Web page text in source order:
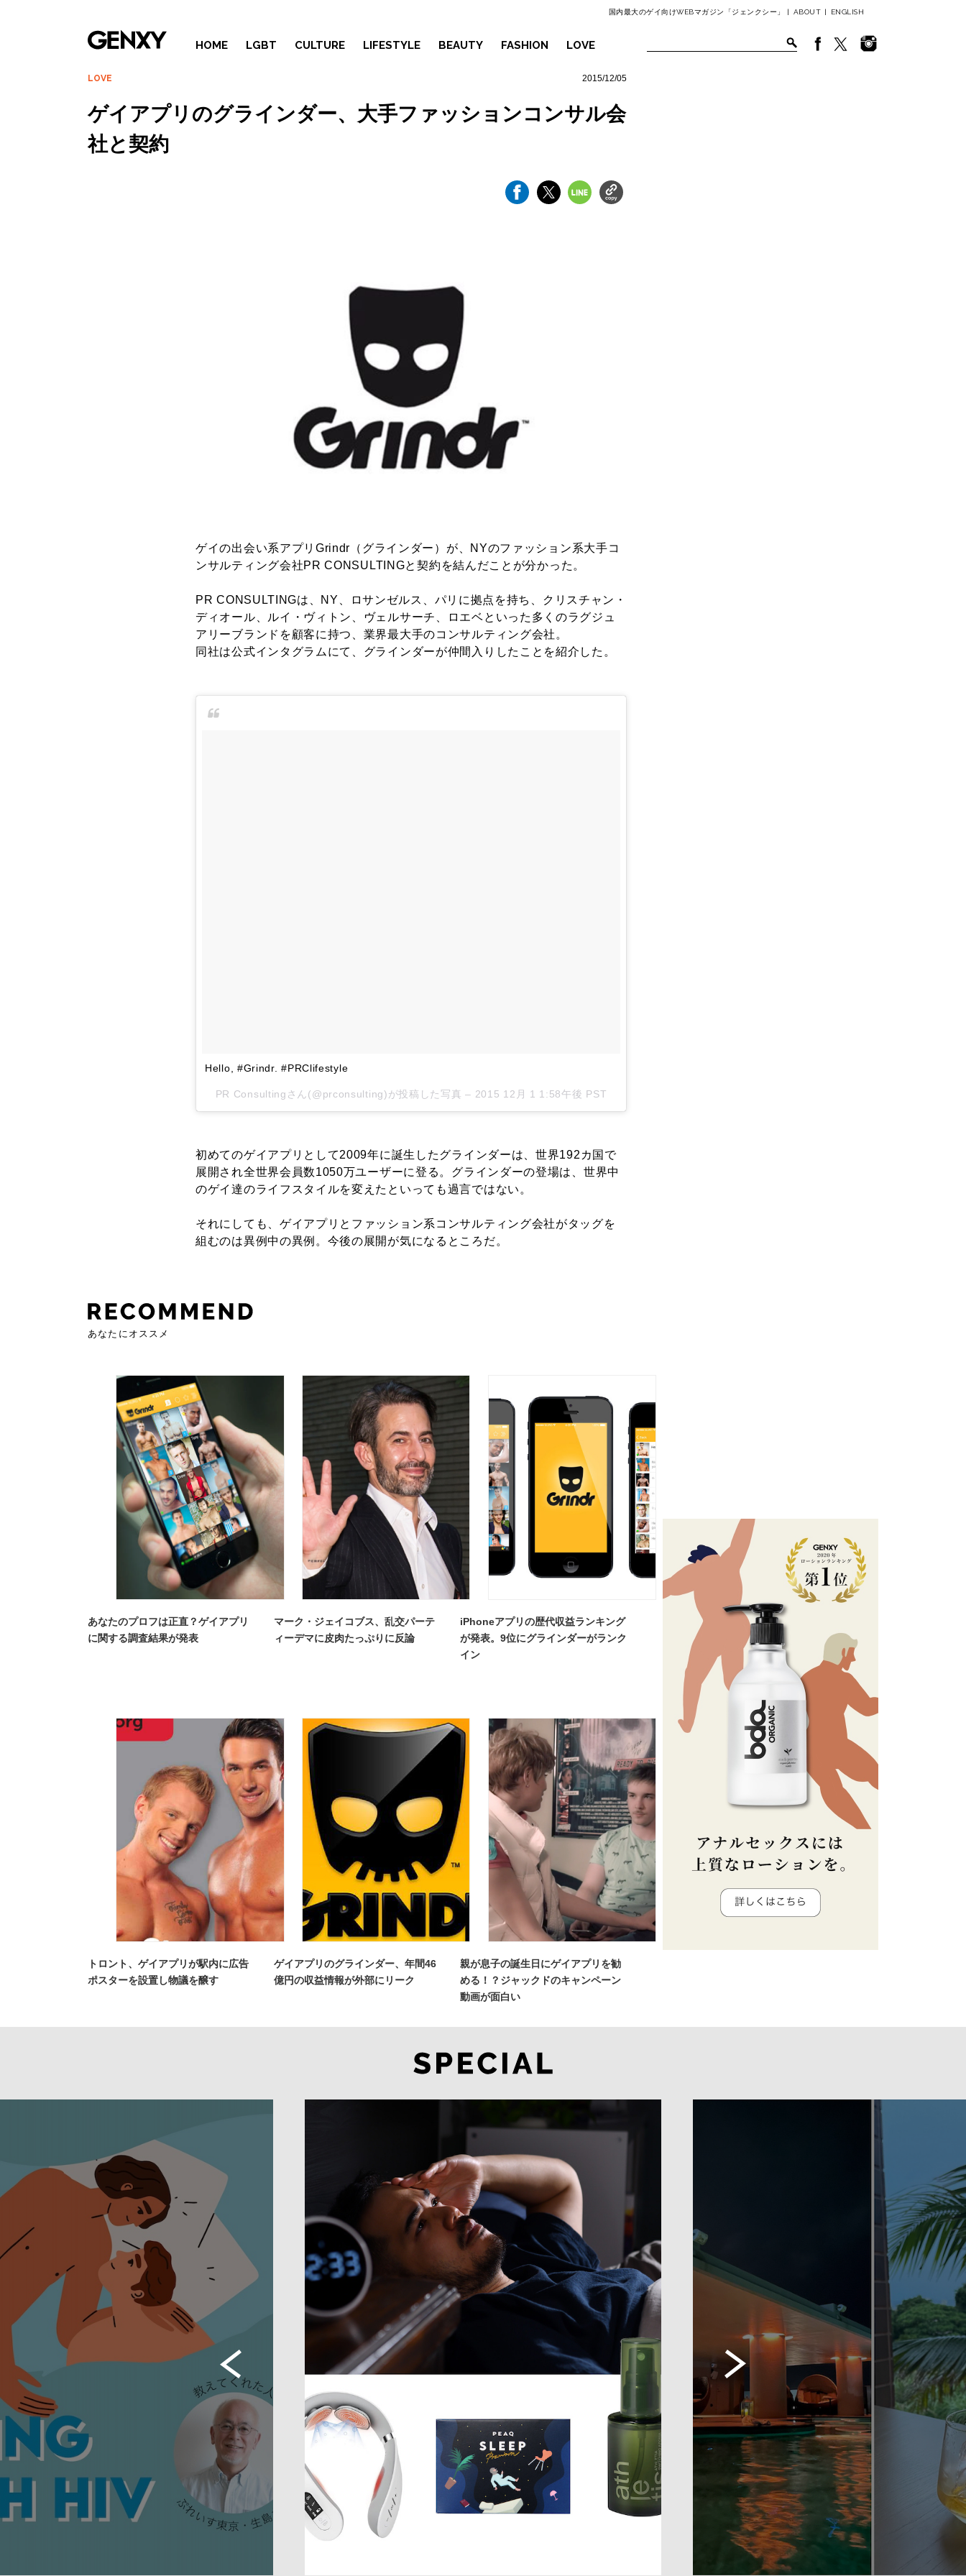
国内最大のゲイ向けWEBマガジン「ジェンクシー」 | ABOUT | ENGLISH
HOME LGBT CULTURE LIFESTYLE BEAUTY FASHION LOVE
LOVE 2015/12/05
ゲイアプリのグラインダー、大手ファッションコンサル会
社と契約
ゲイの出会い系アプリGrindr（グラインダー）が、NYのファッション系大手コ
ンサルティング会社PR CONSULTINGと契約を結んだことが分かった。
PR CONSULTINGは、NY、ロサンゼルス、パリに拠点を持ち、クリスチャン・
ディオール、ルイ・ヴィトン、ヴェルサーチ、ロエベといった多くのラグジュ
アリーブランドを顧客に持つ、業界最大手のコンサルティング会社。
同社は公式インタグラムにて、グラインダーが仲間入りしたことを紹介した。
Hello, #Grindr. #PRClifestyle
PR Consultingさん(@prconsulting)が投稿した写真 – 2015 12月 1 1:58午後 PST
初めてのゲイアプリとして2009年に誕生したグラインダーは、世界192カ国で
展開され全世界会員数1050万ユーザーに登る。グラインダーの登場は、世界中
のゲイ達のライフスタイルを変えたといっても過言ではない。
それにしても、ゲイアプリとファッション系コンサルティング会社がタッグを
組むのは異例中の異例。今後の展開が気になるところだ。
あなたにオススメ
あなたのプロフは正直？ゲイアプリ
に関する調査結果が発表
マーク・ジェイコブス、乱交パーテ
ィーデマに皮肉たっぷりに反論
iPhoneアプリの歴代収益ランキング
が発表。9位にグラインダーがランク
イン
トロント、ゲイアプリが駅内に広告
ポスターを設置し物議を醸す
ゲイアプリのグラインダー、年間46
億円の収益情報が外部にリーク
親が息子の誕生日にゲイアプリを勧
める！？ジャックドのキャンペーン
動画が面白い